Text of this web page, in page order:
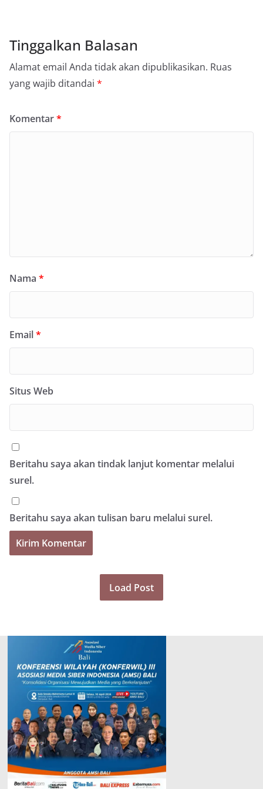
Tinggalkan Balasan
Alamat email Anda tidak akan dipublikasikan. Ruas
yang wajib ditandai *
Komentar*
Nama *
Email*
Situs Web
Beritahu saya akan tindak lanjut komentar melalui
surel.
Beritahu saya akan tulisan baru melalui surel.
Load Post